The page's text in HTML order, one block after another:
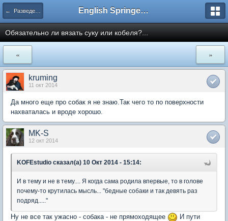
← Разведение English Springer Spaniel Club
Обязательно ли вязать суку или кобеля?...
« »
kruming
11 окт 2014
Да много еще про собак я не знаю.Так чего то по поверхности
нахваталась и вроде хорошо.
MK-S
12 окт 2014
KOFEstudio сказал(а) 10 Окт 2014 - 15:14:
И в тему и не в тему.... Я когда сама родила впервые, то в голове
почему-то крутилась мысль... "бедные собаки и так девять раз
подряд....."
Ну не все так ужасно - собака - не прямоходящее
И пути